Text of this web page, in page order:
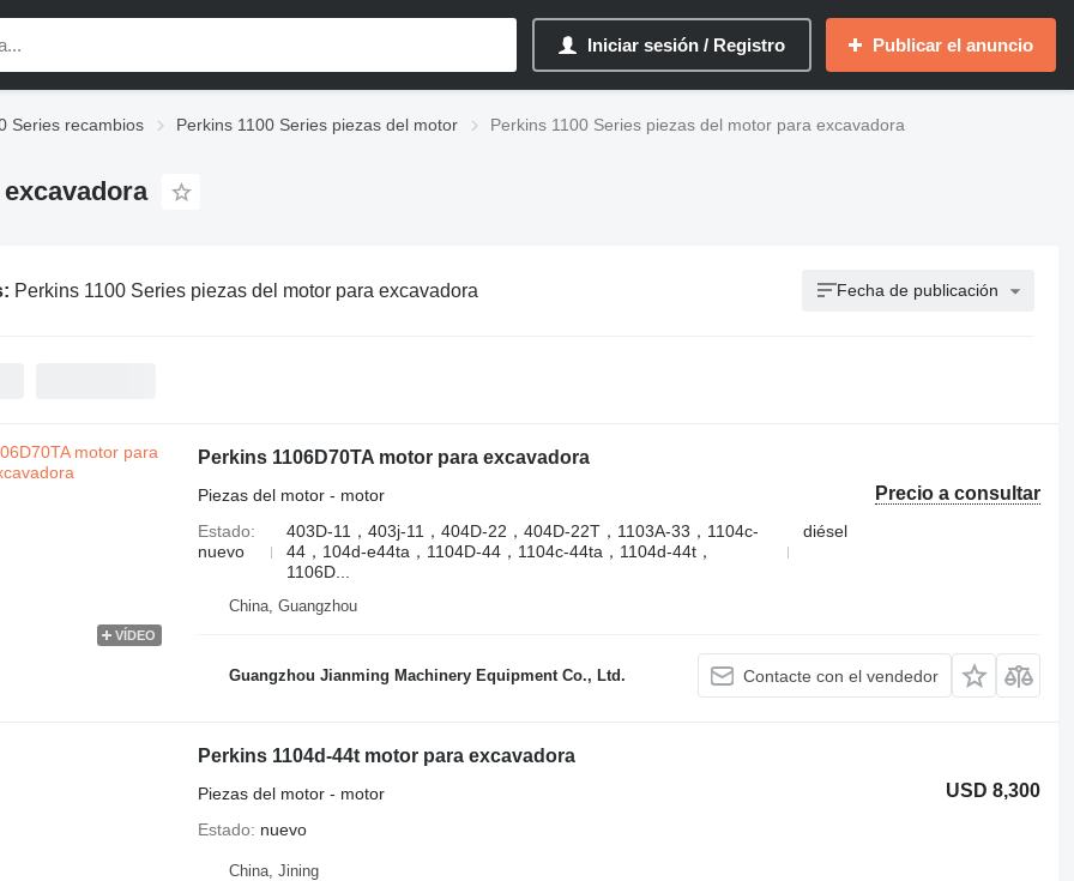
Iniciar sesión / Registro Publicar el anuncio
Series recambios Perkins 1100 Series piezas del motor Perkins 1100 Series piezas del motor para excavadora
Perkins 1100 Series piezas del motor para excavadora Fecha de publicación
VÍDEO
Perkins 1106D70TA motor para excavadora
Precio a consultar
Piezas del motor - motor
Estado
nuevo
403D-11，403j-11，404D‑22，404D‑22T，1103A-33，1104c-
44，104d-e44ta，1104D-44，1104c-44ta，1104d-44t，
1106D...
diésel
China, Guangzhou
Guangzhou Jianming Machinery Equipment Co., Ltd. Contacte con el vendedor
Perkins 1104d-44t motor para excavadora
USD 8,300
Piezas del motor - motor
Estado
nuevo
China, Jining